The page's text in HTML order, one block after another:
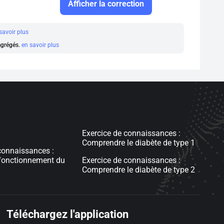
Afficher la correction
plus
en savoir plus
:
du
Exercice de connaissances :
Comprendre le diabète de type 1
Exercice de connaissances :
Comprendre le diabète de type 2
Téléchargez l'application